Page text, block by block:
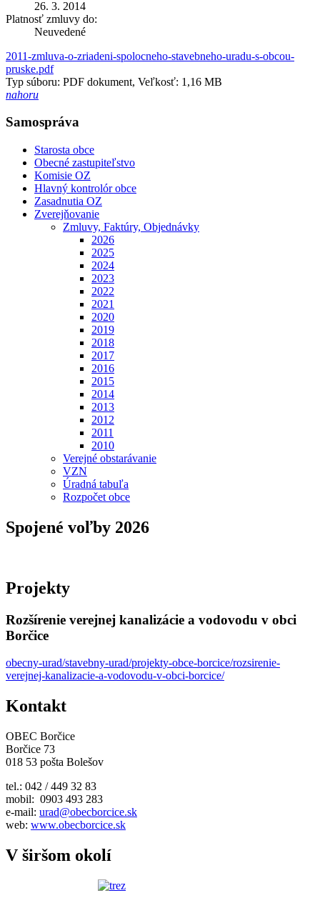
26. 3. 2014
Platnosť zmluvy do:
Neuvedené
2011-zmluva-o-zriadeni-spolocneho-stavebneho-uradu-s-obcou-
pruske.pdf
Typ súboru: PDF dokument, Veľkosť: 1,16 MB
nahoru
Samospráva
Starosta obce
Obecné zastupiteľstvo
Komisie OZ
Hlavný kontrolór obce
Zasadnutia OZ
Zverejňovanie
Zmluvy, Faktúry, Objednávky
2026
2025
2024
2023
2022
2021
2020
2019
2018
2017
2016
2015
2014
2013
2012
2011
2010
Verejné obstarávanie
VZN
Úradná tabuľa
Rozpočet obce
Spojené voľby 2026
Projekty
Rozšírenie verejnej kanalizácie a vodovodu v obci
Borčice
obecny-urad/stavebny-urad/projekty-obce-borcice/rozsirenie-
verejnej-kanalizacie-a-vodovodu-v-obci-borcice/
Kontakt
OBEC Borčice
Borčice 73
018 53 pošta Bolešov
tel.: 042 / 449 32 83
mobil: 0903 493 283
e-mail: urad@obecborcice.sk
web: www.obecborcice.sk
V širšom okolí